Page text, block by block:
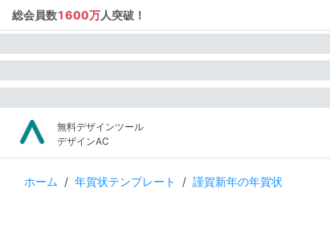
総会員数1600万人突破！
無料デザインツール
デザインAC
ホーム / 年賀状テンプレート / 謹賀新年の年賀状